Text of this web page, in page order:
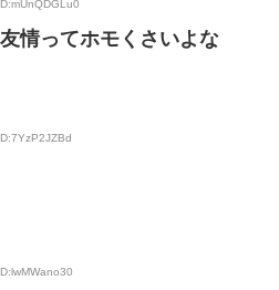
情ってホモくさいよな